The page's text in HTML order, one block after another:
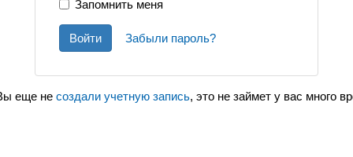
Запомнить меня
Войти Забыли пароль?
еще не создали учетную запись, это не займет у вас много